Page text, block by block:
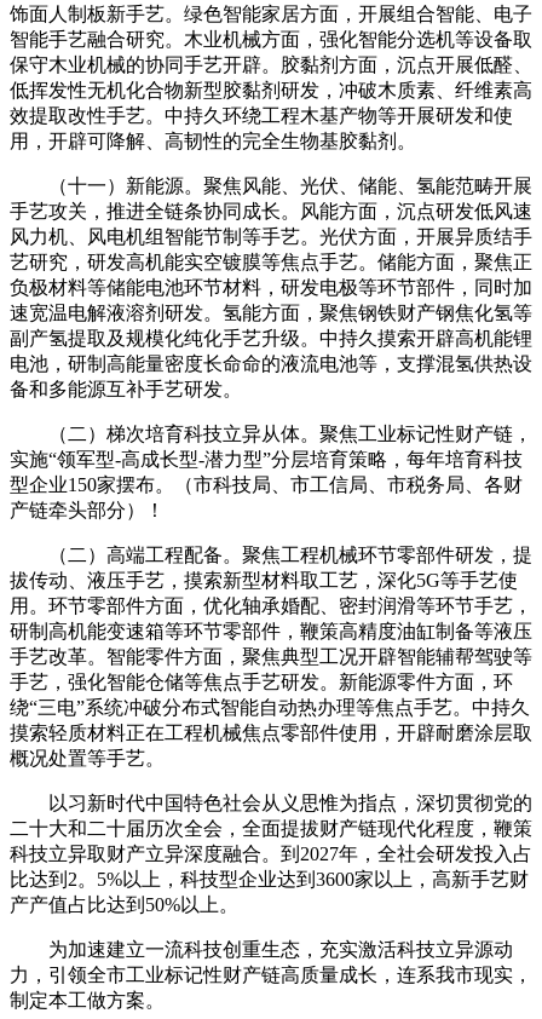
饰面人制板新手艺。绿色智能家居方面，开展组合智能、电子
智能手艺融合研究。木业机械方面，强化智能分选机等设备取
保守木业机械的协同手艺开辟。胶黏剂方面，沉点开展低醛、
低挥发性无机化合物新型胶黏剂研发，冲破木质素、纤维素高
效提取改性手艺。中持久环绕工程木基产物等开展研发和使
用，开辟可降解、高韧性的完全生物基胶黏剂。
（十一）新能源。聚焦风能、光伏、储能、氢能范畴开展
手艺攻关，推进全链条协同成长。风能方面，沉点研发低风速
风力机、风电机组智能节制等手艺。光伏方面，开展异质结手
艺研究，研发高机能实空镀膜等焦点手艺。储能方面，聚焦正
负极材料等储能电池环节材料，研发电极等环节部件，同时加
速宽温电解液溶剂研发。氢能方面，聚焦钢铁财产钢焦化氢等
副产氢提取及规模化纯化手艺升级。中持久摸索开辟高机能锂
电池，研制高能量密度长命命的液流电池等，支撑混氢供热设
备和多能源互补手艺研发。
（二）梯次培育科技立异从体。聚焦工业标记性财产链，
实施“领军型-高成长型-潜力型”分层培育策略，每年培育科技
型企业150家摆布。（市科技局、市工信局、市税务局、各财
产链牵头部分）！
（二）高端工程配备。聚焦工程机械环节零部件研发，提
拔传动、液压手艺，摸索新型材料取工艺，深化5G等手艺使
用。环节零部件方面，优化轴承婚配、密封润滑等环节手艺，
研制高机能变速箱等环节零部件，鞭策高精度油缸制备等液压
手艺改革。智能零件方面，聚焦典型工况开辟智能辅帮驾驶等
手艺，强化智能仓储等焦点手艺研发。新能源零件方面，环
绕“三电”系统冲破分布式智能自动热办理等焦点手艺。中持久
摸索轻质材料正在工程机械焦点零部件使用，开辟耐磨涂层取
概况处置等手艺。
以习新时代中国特色社会从义思惟为指点，深切贯彻党的
二十大和二十届历次全会，全面提拔财产链现代化程度，鞭策
科技立异取财产立异深度融合。到2027年，全社会研发投入占
比达到2。5%以上，科技型企业达到3600家以上，高新手艺财
产产值占比达到50%以上。
为加速建立一流科技创重生态，充实激活科技立异源动
力，引领全市工业标记性财产链高质量成长，连系我市现实，
制定本工做方案。